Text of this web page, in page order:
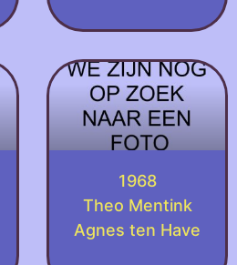
1968
Theo Mentink
Agnes ten Have